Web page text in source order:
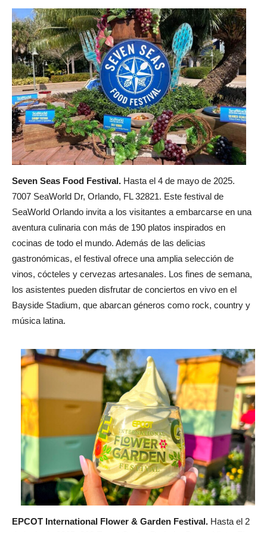
Seven Seas Food Festival. Hasta el 4 de mayo de 2025.
7007 SeaWorld Dr, Orlando, FL 32821. Este festival de
SeaWorld Orlando invita a los visitantes a embarcarse en una
aventura culinaria con más de 190 platos inspirados en
cocinas de todo el mundo. Además de las delicias
gastronómicas, el festival ofrece una amplia selección de
vinos, cócteles y cervezas artesanales. Los fines de semana,
los asistentes pueden disfrutar de conciertos en vivo en el
Bayside Stadium, que abarcan géneros como rock, country y
música latina.
EPCOT International Flower & Garden Festival. Hasta el 2